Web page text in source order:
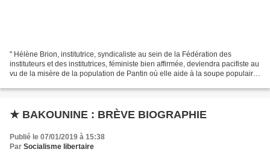
" Hélène Brion, institutrice, syndicaliste au sein de la Fédération des
instituteurs et des institutrices, féministe bien affirmée, deviendra pacifiste au
vu de la misère de la population de Pantin où elle aide à la soupe populaire.
★ BAKOUNINE : BRÈVE BIOGRAPHIE
Publié le 07/01/2019 à 15:38
Par Socialisme libertaire